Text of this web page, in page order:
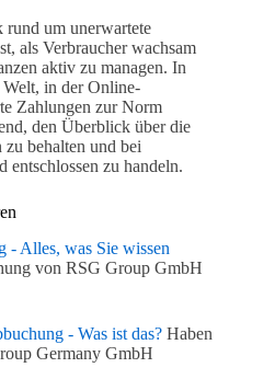
rund um unerwartete
als Verbraucher wachsam
aktiv zu managen. In
in der Online-
Zahlungen zur Norm
den Überblick über die
behalten und bei
entschlossen zu handeln.
- Alles, was Sie wissen
von RSG Group GmbH
- Was ist das? Haben
Germany GmbH